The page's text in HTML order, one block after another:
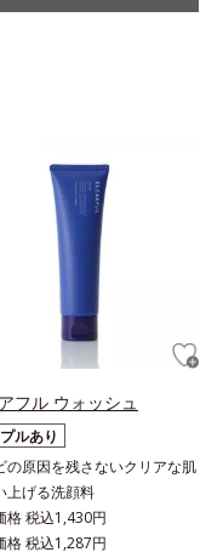
フル ウォッシュ
ルあり
の原因を残さないクリアな肌
上げる洗顔料
格 税込1,430円
格 税込1,287円